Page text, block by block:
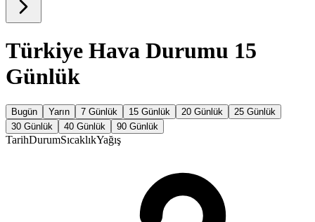
Türkiye Hava Durumu 15
Günlük
Bugün Yarın 7 Günlük 15 Günlük 20 Günlük
25 Günlük
30 Günlük
40 Günlük 90 Günlük
TarihDurumSıcaklıkYağış